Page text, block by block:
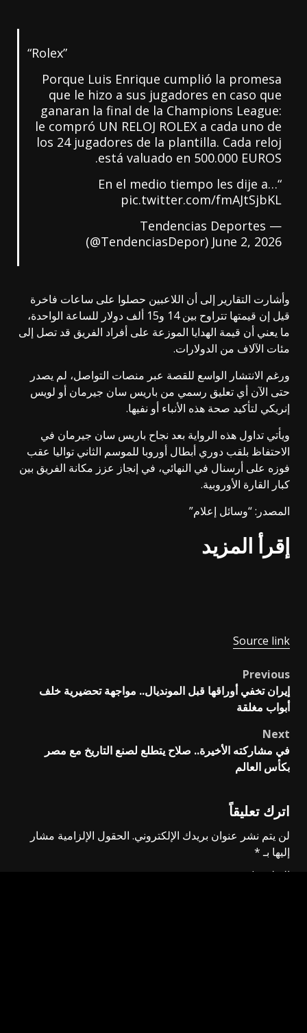
“Rolex”
Porque Luis Enrique cumplió la promesa
que le hizo a sus jugadores en caso que
ganaran la final de la Champions League:
le compró UN RELOJ ROLEX a cada uno de
los 24 jugadores de la plantilla. Cada reloj
está valuado en 500.000 EUROS.
“En el medio tiempo les dije a…
pic.twitter.com/fmAJtSjbKL
— Tendencias Deportes
(@TendenciasDepor) June 2, 2026
وأشارت التقارير إلى أن اللاعبين حصلوا على ساعات فاخرة
قيل إن قيمتها تتراوح بين 14 و15 ألف دولار للساعة الواحدة،
ما يعني أن قيمة الهدايا الموزعة على أفراد الفريق قد تصل إلى
مئات الآلاف من الدولارات.
ورغم الانتشار الواسع للقصة عبر منصات التواصل، لم يصدر
حتى الآن أي تعليق رسمي من باريس سان جيرمان أو لويس
إنريكي لتأكيد صحة هذه الأنباء أو نفيها.
ويأتي تداول هذه الرواية بعد نجاح باريس سان جيرمان في
الاحتفاظ بلقب دوري أبطال أوروبا للموسم الثاني تواليا عقب
فوزه على أرسنال في النهائي، في إنجاز عزز مكانة الفريق بين
كبار القارة الأوروبية.
المصدر: “وسائل إعلام”
إقرأ المزيد
Source link
Post
navigation
Previous
إيران تخفي أوراقها قبل المونديال.. مواجهة تحضيرية خلف
أبواب مغلقة
Next
في مشاركته الأخيرة.. صلاح يتطلع لصنع التاريخ مع مصر
بكأس العالم
اترك تعليقاً
لن يتم نشر عنوان بريدك الإلكتروني. الحقول الإلزامية مشار
إليها بـ*
التعليق
*